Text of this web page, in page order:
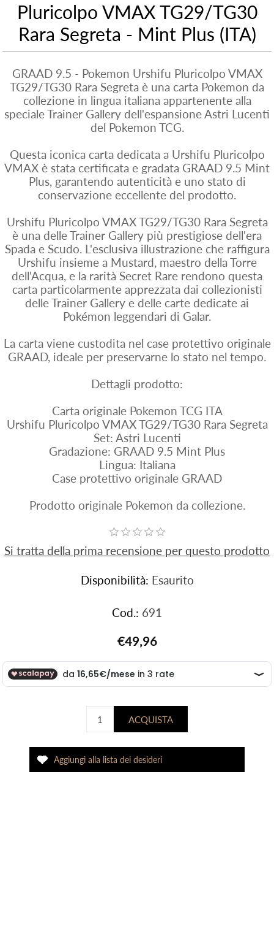
Pluricolpo VMAX TG29/TG30
Rara Segreta - Mint Plus (ITA)
GRAAD 9.5 - Pokemon Urshifu Pluricolpo VMAX
TG29/TG30 Rara Segreta è una carta Pokemon da
collezione in lingua italiana appartenente alla
speciale Trainer Gallery dell'espansione Astri Lucenti
del Pokemon TCG.
Questa iconica carta dedicata a Urshifu Pluricolpo
VMAX è stata certificata e gradata GRAAD 9.5 Mint
Plus, garantendo autenticità e uno stato di
conservazione eccellente del prodotto.
Urshifu Pluricolpo VMAX TG29/TG30 Rara Segreta
è una delle Trainer Gallery più prestigiose dell'era
Spada e Scudo. L'esclusiva illustrazione che raffigura
Urshifu insieme a Mustard, maestro della Torre
dell'Acqua, e la rarità Secret Rare rendono questa
carta particolarmente apprezzata dai collezionisti
delle Trainer Gallery e delle carte dedicate ai
Pokémon leggendari di Galar.
La carta viene custodita nel case protettivo originale
GRAAD, ideale per preservarne lo stato nel tempo.
Dettagli prodotto:
Carta originale Pokemon TCG ITA
Urshifu Pluricolpo VMAX TG29/TG30 Rara Segreta
Set: Astri Lucenti
Gradazione: GRAAD 9.5 Mint Plus
Lingua: Italiana
Case protettivo originale GRAAD
Prodotto originale Pokemon da collezione.
Si tratta della prima recensione per questo prodotto
Disponibilità: Esaurito
Cod.: 691
€49,96